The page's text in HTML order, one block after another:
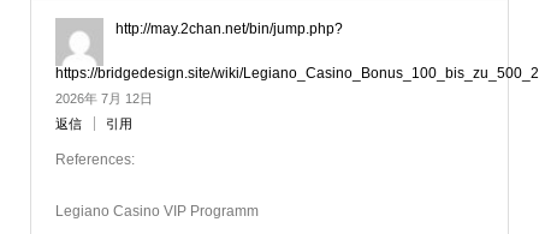
http://may.2chan.net/bin/jump.php?
https://bridgedesign.site/wiki/
2026年 7月 12日
返信
引用
References:
Legiano Casino VIP Programm